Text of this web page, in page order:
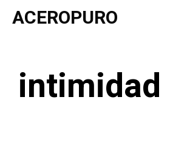
Saltar
ACEROPURO
intimidad